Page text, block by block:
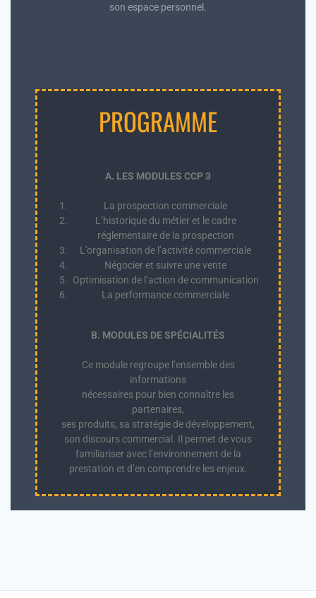
son espace personnel.
PROGRAMME
A. LES MODULES CCP 3
La prospection commerciale
L’historique du métier et le cadre
réglementaire de la prospection
L’organisation de l’activité commerciale
Négocier et suivre une vente
Optimisation de l’action de communication
La performance commerciale
B. MODULES DE SPÉCIALITÉS
Ce module regroupe l’ensemble des
informations
nécessaires pour bien connaître les
partenaires,
ses produits, sa stratégie de développement,
son discours commercial. Il permet de vous
familiariser avec l’environnement de la
prestation et d’en comprendre les enjeux.